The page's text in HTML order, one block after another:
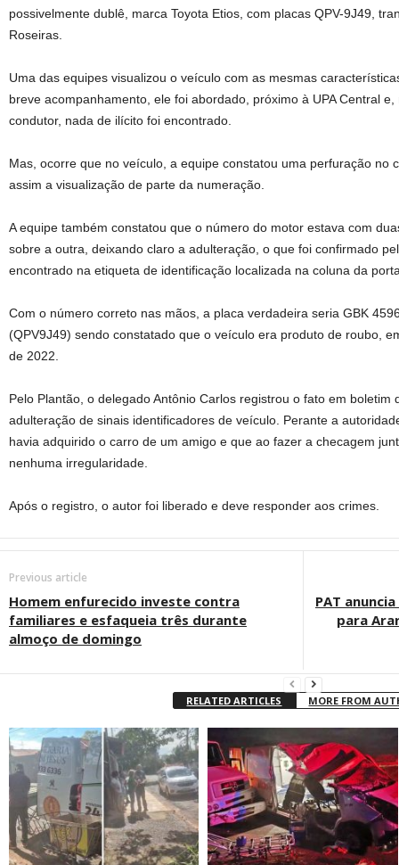
possivelmente dublê, marca Toyota Etios, com placas QPV-9J49,
Roseiras.
Uma das equipes visualizou o veículo com as mesmas
breve acompanhamento, ele foi abordado, próximo à UPA Central
condutor, nada de ilícito foi encontrado.
Mas, ocorre que no veículo, a equipe constatou uma perfuração no
assim a visualização de parte da numeração.
A equipe também constatou que o número do motor estava com
sobre a outra, deixando claro a adulteração, o que foi confirmado
encontrado na etiqueta de identificação localizada na coluna da
Com o número correto nas mãos, a placa verdadeira seria GBK
(QPV9J49) sendo constatado que o veículo era produto de roubo,
de 2022.
Pelo Plantão, o delegado Antônio Carlos registrou o fato em
adulteração de sinais identificadores de veículo. Perante a
havia adquirido o carro de um amigo e que ao fazer a checagem
nenhuma irregularidade.
Após o registro, o autor foi liberado e deve responder aos crimes.
Previous article
Homem enfurecido investe contra
familiares e esfaqueia três durante
almoço de domingo
PAT
para
RELATED ARTICLES MORE FROM